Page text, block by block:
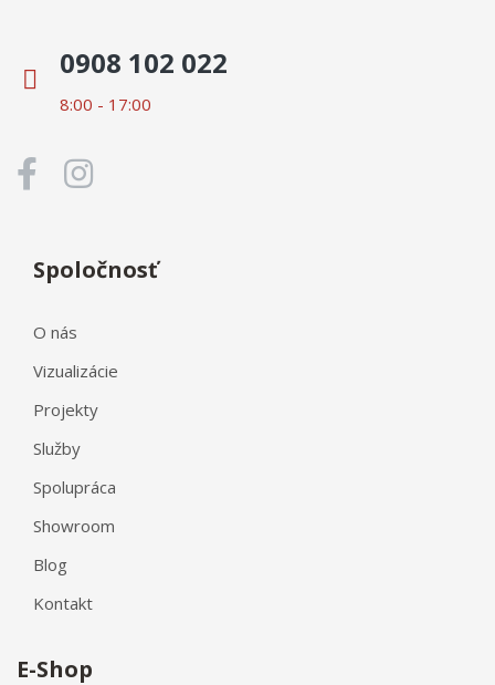
0908 102 022
8:00 - 17:00
Spoločnosť
O nás
Vizualizácie
Projekty
Služby
Spolupráca
Showroom
Blog
Kontakt
E-Shop